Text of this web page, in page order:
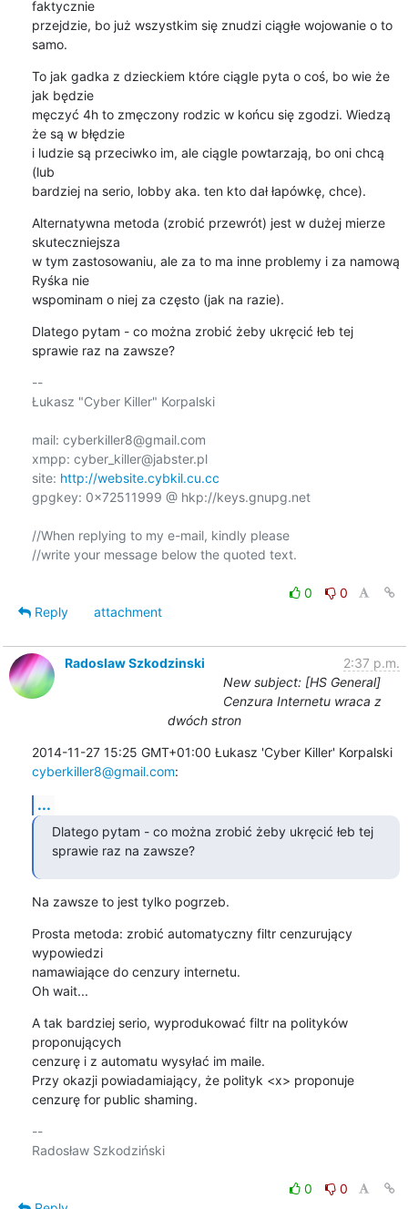
faktycznie
przejdzie, bo już wszystkim się znudzi ciągłe wojowanie o to
samo.
To jak gadka z dzieckiem które ciągle pyta o coś, bo wie że
jak będzie
męczyć 4h to zmęczony rodzic w końcu się zgodzi. Wiedzą
że są w błędzie
i ludzie są przeciwko im, ale ciągle powtarzają, bo oni chcą
(lub
bardziej na serio, lobby aka. ten kto dał łapówkę, chce).
Alternatywna metoda (zrobić przewrót) jest w dużej mierze
skuteczniejsza
w tym zastosowaniu, ale za to ma inne problemy i za namową
Ryśka nie
wspominam o niej za często (jak na razie).
Dlatego pytam - co można zrobić żeby ukręcić łeb tej
sprawie raz na zawsze?
--
Łukasz "Cyber Killer" Korpalski
mail: cyberkiller8@gmail.com
xmpp: cyber_killer@jabster.pl
site: http://website.cybkil.cu.cc
gpgkey: 0x72511999 @ hkp://keys.gnupg.net
//When replying to my e-mail, kindly please
//write your message below the quoted text.
0
0
Reply
attachment
Radoslaw Szkodzinski
2:37 p.m.
New subject: [HS General]
Cenzura Internetu wraca z
dwóch stron
2014-11-27 15:25 GMT+01:00 Łukasz 'Cyber Killer' Korpalski
cyberkiller8@gmail.com:
...
Dlatego pytam - co można zrobić żeby ukręcić łeb tej
sprawie raz na zawsze?
Na zawsze to jest tylko pogrzeb.
Prosta metoda: zrobić automatyczny filtr cenzurujący
wypowiedzi
namawiające do cenzury internetu.
Oh wait...
A tak bardziej serio, wyprodukować filtr na polityków
proponujących
cenzurę i z automatu wysyłać im maile.
Przy okazji powiadamiający, że polityk <x> proponuje
cenzurę for public shaming.
--
Radosław Szkodziński
0
0